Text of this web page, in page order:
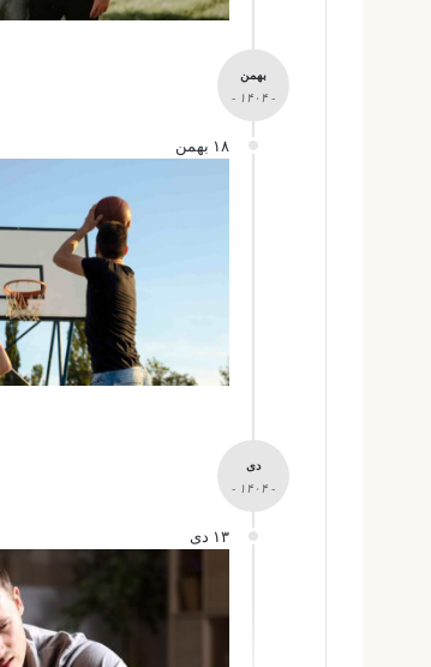
بهمن
- ۱۴۰۴ -
۱۸ بهمن
دی
- ۱۴۰۴ -
۱۳ دی